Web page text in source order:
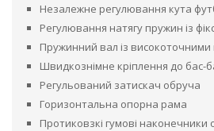
Незалежне регулювання кута
Регулювання натягу пружин із
Пружинний вал із
Швидкознімне кріплення до бас-
Регульований затискач обруча
Горизонтальна опорна рама
Протиковзкі гумові наконечники